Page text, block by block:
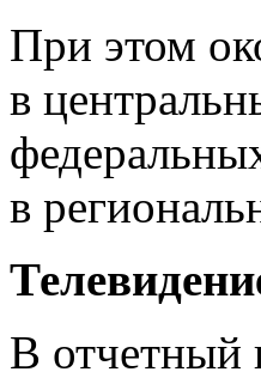
При этом
в
в
В отчетный